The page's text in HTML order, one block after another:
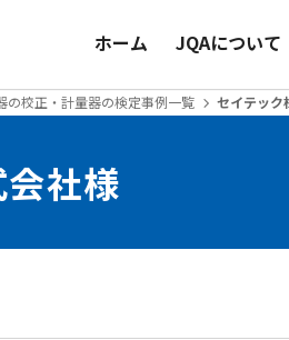
ホーム JQAについて
の校正・計量器の検定事例一覧 セイテック
社様